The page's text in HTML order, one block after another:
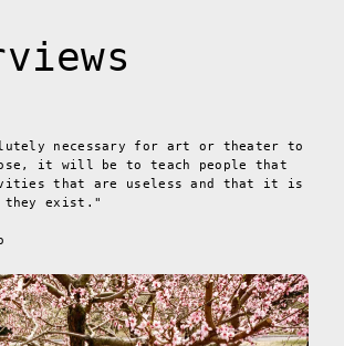
necessary for art or theater to
it will be to teach people that
that are useless and that it is
they exist."